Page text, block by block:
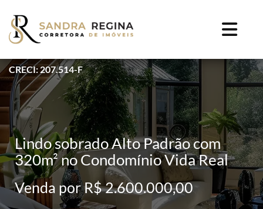
CRECI: 207.514-F
Lindo sobrado Alto Padrão com
320m² no Condomínio Vida Real
Venda por R$ 2.600.000,00